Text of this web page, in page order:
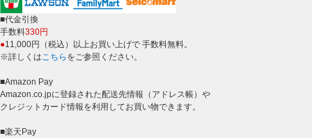
■代金引換
手数料330円
●11,000円（税込）以上お買い上げで 手数料無料。
※詳しくはこちら をご参照ください。
■Amazon Pay
Amazon.co.jpに登録された配送先情報（アドレス帳）や
クレジットカード情報を利用してお買い物できます。
■楽天Pay